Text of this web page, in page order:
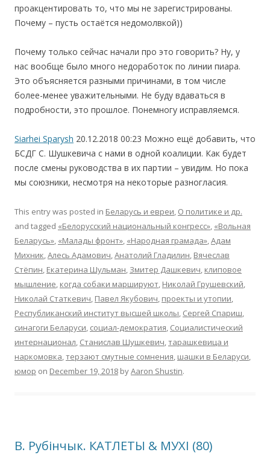
проакцентировать то, что мы не зарегистрированы.
Почему – пусть остаётся недомолвкой))
Почему только сейчас начали про это говорить? Ну, у
нас вообще было много недоработок по линии пиара.
Это объясняется разными причинами, в том числе
более-менее уважительными. Не буду вдаваться в
подробности, это прошлое. Понемногу исправляемся.
Siarhei Sparysh 20.12.2018 00:23 Можно ещё добавить, что
БСДГ С. Шушкевича с нами в одной коалиции. Как будет
после смены руководства в их партии – увидим. Но пока
мы союзники, несмотря на некоторые разногласия.
This entry was posted in Беларусь и евреи, О политике и др.
and tagged «Белорусский национальный конгресс», «Вольная
Беларусь», «Малады фронт», «Народная грамада»,Адам
Михник,Алесь Адамович,Анатолий Гладилин, Вячеслав
Стёпин, Екатерина Шульман, Змитер Дашкевич, клиповое
мышление, когда собаки маршируют, Николай Грушевский,
Николай Статкевич, Павел Якубович, проекты и утопии,
Республиканский институт высшей школы, Сергей Спариш,
синагоги Беларуси, социал-демократия, Социалистический
интернационал, Станислав Шушкевич,тарашкевица и
наркомовка,терзают смутные сомнения, шашки в Беларуси,
юмор on December 19, 2018 byAaron Shustin.
В. Рубінчык. КАТЛЕТЫ & МУХІ (80)